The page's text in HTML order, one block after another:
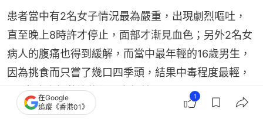
患者當中有2名女子情況最為嚴重，出現劇烈嘔吐，
直至晚上8時許才停止，面部才漸見血色；另外2名女
病人的腹痛也得到緩解，而當中最年輕的16歲男生，
因為挑食而只嘗了幾口四季頭，結果中毒程度最輕，
而5名病人經救治後都平安無恙。
在Google
追蹤《香港01》
1